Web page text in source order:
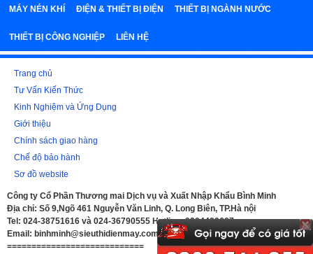
MÁY NÉN KHÍ ĐIỆN & THIẾT BỊ ĐIỆN THIẾT BỊ NGÀNH NƯỚC
THIẾT BỊ CÔNG NGHIỆP LIÊN HỆ
Trang chủ
Tư Vấn Kiến Thức
Kinh Nghiệm và Ứng Dụng
Giới thiệu
Chính sách giao hàng
Chế độ bảo hành
Sơ đồ website
Công ty Cổ Phần Thương mai Dịch vụ và Xuất Nhập Khẩu Bình Minh
Địa chỉ: Số 9,Ngõ 461 Nguyễn Văn Linh, Q. Long Biên, TP.Hà nội
Tel: 024-38751616 và 024-36790555 Hotline: 0904499667
Email: binhminh@sieuthidienmay.com.vn
============================